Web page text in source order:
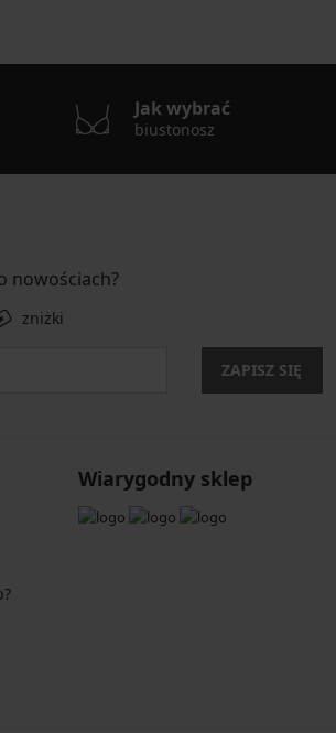
Jak wybrać
biustonosz
nowościach?
zniżki
ZAPISZ SIĘ
Wiarygodny sklep